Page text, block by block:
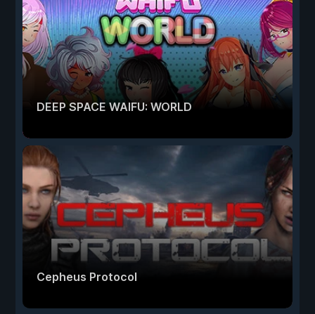
DEEP SPACE WAIFU: WORLD
Cepheus Protocol